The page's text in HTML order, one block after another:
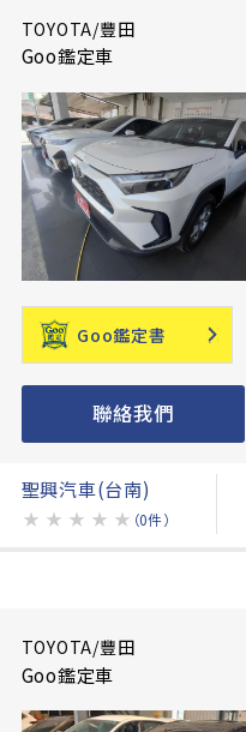
TOYOTA/豐田
Goo鑑定車
Goo鑑定書
聯絡我們
聖興汽車(台南)
★ ★ ★ ★ ★ （0件）
TOYOTA/豐田
Goo鑑定車